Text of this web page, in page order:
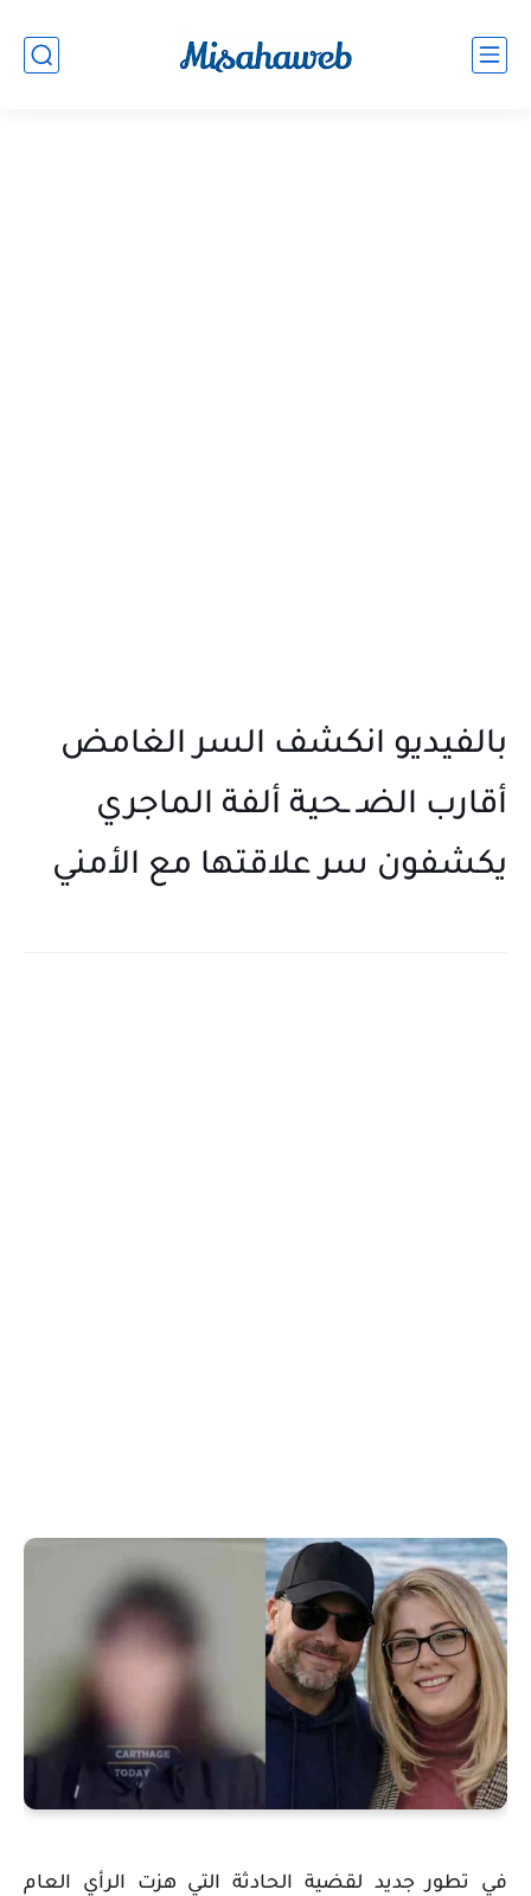
بالفيديو انكشف السر الغامض
أقارب الضـ ـحية ألفة الماجري
يكشفون سر علاقتها مع الأمني
في تطور جديد لقضية الحادثة التي هزت الرأي العام